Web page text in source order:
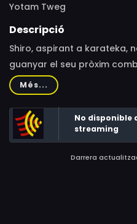
Yotam Tweg
Descripció
Shiro, aspirant a karateka,
guanyar el seu pròxim
adversària sorprenent.
interns i externs.La
Shotokan, i intenta
veritable valor de l'esforç
infranquejables.
Més...
No disponible
streaming
Darrera